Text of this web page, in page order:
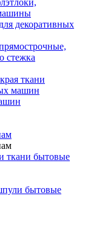
декоративных
стежка
ткани
машин
ткани бытовые
бытовые